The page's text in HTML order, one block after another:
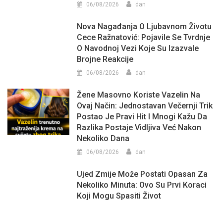
06/08/2026 dan
Nova Nagađanja O Ljubavnom Životu
Cece Ražnatović: Pojavile Se Tvrdnje
O Navodnoj Vezi Koje Su Izazvale
Brojne Reakcije
06/08/2026 dan
Žene Masovno Koriste Vazelin Na
Ovaj Način: Jednostavan Večernji Trik
Postao Je Pravi Hit I Mnogi Kažu Da
Razlika Postaje Vidljiva Već Nakon
Nekoliko Dana
06/08/2026 dan
Ujed Zmije Može Postati Opasan Za
Nekoliko Minuta: Ovo Su Prvi Koraci
Koji Mogu Spasiti Život